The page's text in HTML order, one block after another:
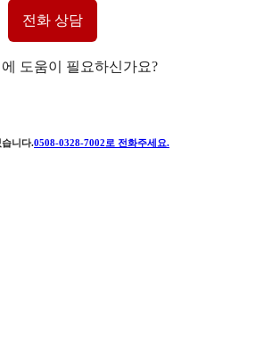
전화 상담
도움이 필요하신가요?
습니다.0508-0328-7002 로 전화주세요.